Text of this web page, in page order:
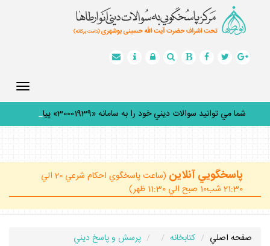
شما مي توانيد سوالات ديني خود را به سامانه «30001939» پيامك
پاسخگويي آنلاين
(ساعت پاسخگوي احكام شرعي 20 الي
21:30 شب10 صبح الي 11:30 ظهر)
صفحه اصلي كتابخانه پرسش و پاسخ ديني